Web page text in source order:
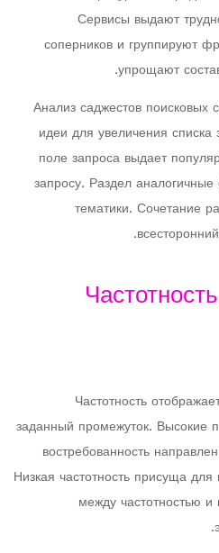
Сервисы выдают
соперников и группируют
упрощают
Анализ саджестов поисковых
идеи для увеличения списка
поле запроса выдает
запросу. Раздел
тематики. Сочетание
Частотность
заданный промежуток. Высокие
востребованность
Низкая частотность присуща
между частотностью и